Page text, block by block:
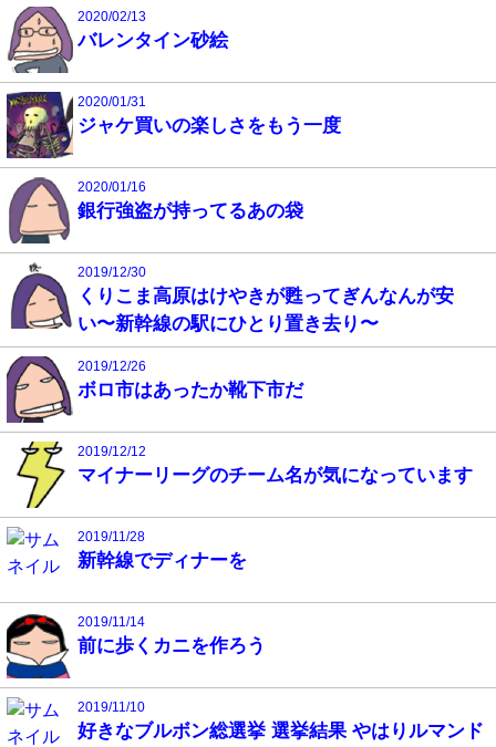
2020/02/13
バレンタイン砂絵
2020/01/31
ジャケ買いの楽しさをもう一度
2020/01/16
銀行強盗が持ってるあの袋
2019/12/30
くりこま高原はけやきが甦ってぎんなんが安
い〜新幹線の駅にひとり置き去り〜
2019/12/26
ボロ市はあったか靴下市だ
2019/12/12
マイナーリーグのチーム名が気になっています
2019/11/28
新幹線でディナーを
2019/11/14
前に歩くカニを作ろう
2019/11/10
好きなブルボン総選挙 選挙結果 やはりルマンド